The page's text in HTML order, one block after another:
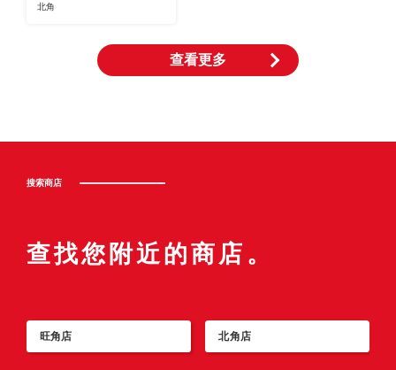
北角
查看更多
搜索商店
查找您附近的商店。
旺角店 北角店